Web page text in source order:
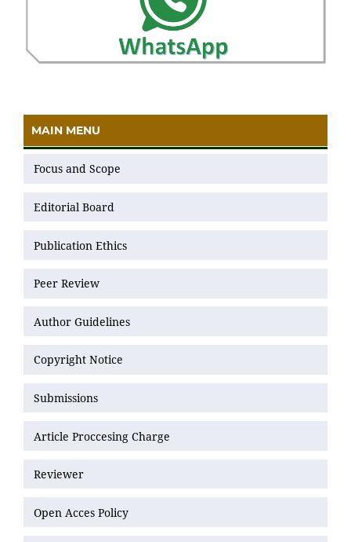
MAIN MENU
Focus and Scope
Editorial Board
Publication Ethics
Peer Review
Author Guidelines
Copyright Notice
Submissions
Article Proccesing Charge
Reviewer
Open Acces Policy